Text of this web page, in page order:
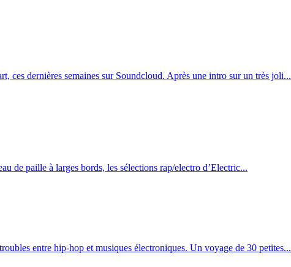
ces dernières semaines sur Soundcloud. Après une intro sur un très joli...
de paille à larges bords, les sélections rap/electro d’Electric...
entre hip-hop et musiques électroniques. Un voyage de 30 petites...